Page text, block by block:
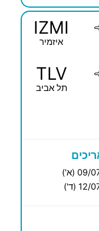
IZMI
איזמיר
TLV
תל אביב
23 (א')
23 (ד')